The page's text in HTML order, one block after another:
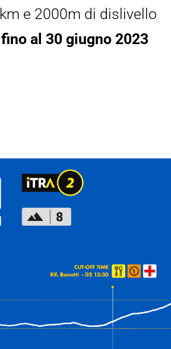
e 2000m di dislivello
al 30 giugno 2023